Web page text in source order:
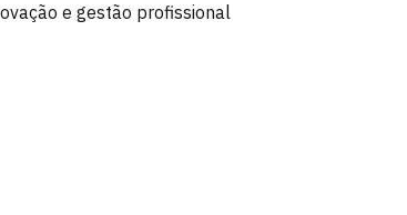
e gestão profissional